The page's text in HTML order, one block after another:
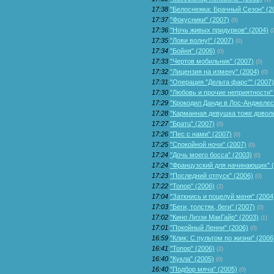
17:38 "Белоснежка: Брачный Сезон"
17:37 "Фокусники" (2007) (0)
17:36 "Ночь живых придурков" (2004)
17:35 "Лови волну!" (2007) (0)
17:34 "Бойня" (2006) (0)
17:33 "Чертов мобильник" (2007) (0)
17:32 "Лицензия на измену" (2004) (0)
17:31 "Операция "Дельта фарс"" (2007)
17:30 "Любовь и прочие
17:29 "Крокодил Данди в Лос-
17:28 "Карманная девушка тоже
17:27 "Братц" (2007) (0)
17:26 "Пес с нами" (2007) (0)
17:25 "Спокойной ночи" (2007) (0)
17:24 "Дочь моего босса" (2003) (0)
17:24 "Французский для начинающих"
17:23 "Последний отпуск" (2006) (0)
17:22 "Топор" (2006) (2)
17:04 "Заткнись и поцелуй меня"
17:03 "Беги, толстяк, беги" (2007) (0)
17:02 "Кино Лиззи МакГайр" (2003) (1)
17:01 "Покойный Ленни" (2006) (0)
16:59 "Клик: С пультом по жизни"
16:41 "Топор" (2006) (2)
16:40 "Кукла" (2005) (0)
16:40 "Подбор мяча" (2005) (0)